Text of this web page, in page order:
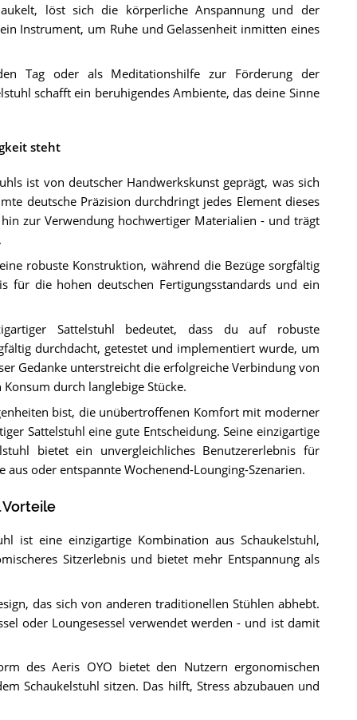
löst sich die körperliche Anspannung und der
Instrument, um Ruhe und Gelassenheit inmitten eines
Tag oder als Meditationshilfe zur Förderung der
schafft ein beruhigendes Ambiente, das deine Sinne
steht
ist von deutscher Handwerkskunst geprägt, was sich
deutsche Präzision durchdringt jedes Element dieses
zur Verwendung hochwertiger Materialien - und trägt
robuste Konstruktion, während die Bezüge sorgfältig
für die hohen deutschen Fertigungsstandards und ein
Sattelstuhl bedeutet, dass du auf robuste
durchdacht, getestet und implementiert wurde, um
Gedanke unterstreicht die erfolgreiche Verbindung von
durch langlebige Stücke.
bist, die unübertroffenen Komfort mit moderner
Sattelstuhl eine gute Entscheidung. Seine einzigartige
bietet ein unvergleichliches Benutzererlebnis für
oder entspannte Wochenend-Lounging-Szenarien.
Vorteile
ist eine einzigartige Kombination aus Schaukelstuhl,
Sitzerlebnis und bietet mehr Entspannung als
das sich von anderen traditionellen Stühlen abhebt.
oder Loungesessel verwendet werden - und ist damit
des Aeris OYO bietet den Nutzern ergonomischen
Schaukelstuhl sitzen. Das hilft, Stress abzubauen und